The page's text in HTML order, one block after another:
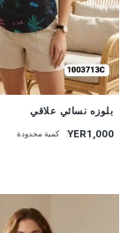
بلوزه نسائي علاقي
YER1,000 كمية محدودة